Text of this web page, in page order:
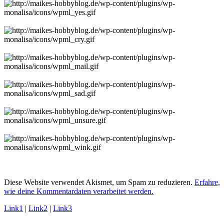
Diese Website verwendet Akismet, um Spam zu reduzieren. Erfahre,
wie deine Kommentardaten verarbeitet werden.
Link1 | Link2 | Link3